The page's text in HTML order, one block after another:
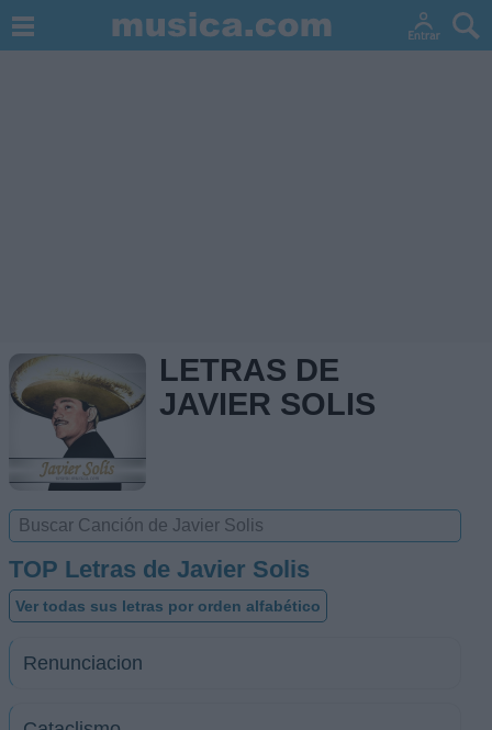
LETRAS DE
JAVIER SOLIS
TOP Letras de Javier Solis
Ver todas sus letras por orden alfabético
Renunciacion